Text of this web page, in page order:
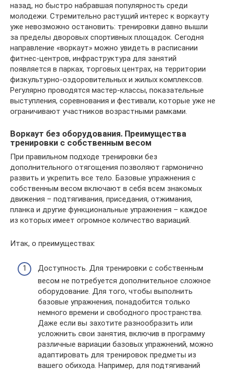
назад, но быстро набравшая популярность среди
молодежи. Стремительно растущий интерес к воркауту
уже невозможно остановить: тренировки давно вышли
за пределы дворовых спортивных площадок. Сегодня
направление «воркаут» можно увидеть в расписании
фитнес-центров, инфраструктура для занятий
появляется в парках, торговых центрах, на территории
физкультурно-оздоровительных и жилых комплексов.
Регулярно проводятся мастер-классы, показательные
выступления, соревнования и фестивали, которые уже не
ограничивают участников возрастными рамками.
Воркаут без оборудования. Преимущества
тренировки с собственным весом
При правильном подходе тренировки без
дополнительного отягощения позволяют гармонично
развить и укрепить все тело. Базовые упражнения с
собственным весом включают в себя всем знакомых
движения – подтягивания, приседания, отжимания,
планка и другие функциональные упражнения – каждое
из которых имеет огромное количество вариаций.
Итак, о преимуществах:
Доступность. Для тренировки с собственным
весом не потребуется дополнительное сложное
оборудование. Для того, чтобы выполнить
базовые упражнения, понадобится только
немного времени и свободного пространства.
Даже если вы захотите разнообразить или
усложнить свои занятия, включив в программу
различные вариации базовых упражнений, можно
адаптировать для тренировок предметы из
вашего обихода. Например, для подтягиваний